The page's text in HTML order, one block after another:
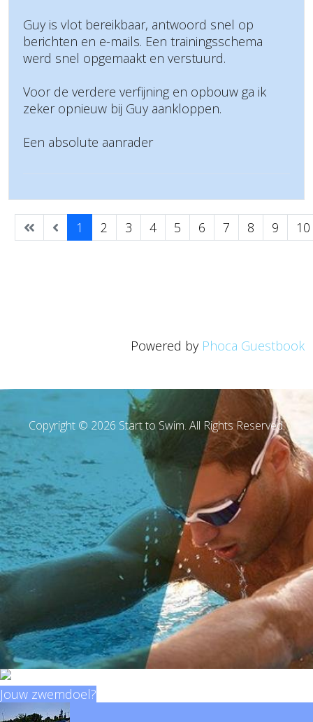
Guy is vlot bereikbaar, antwoord snel op
berichten en e-mails. Een trainingsschema
werd snel opgemaakt en verstuurd.
Voor de verdere verfijning en opbouw ga ik
zeker opnieuw bij Guy aankloppen.
Een absolute aanrader
1 2 3 4 5 6 7 8 9 10
Powered by Phoca Guestbook
Copyright © 2026 Start to Swim. All Rights Reserved.
Jouw zwemdoel?